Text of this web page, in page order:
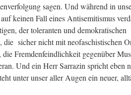
sagen. Und während in
keinen Fall eines Antisemitismus
der toleranten und
die sicher nicht mit neofaschistischen
die Fremdenfeindlichkeit gegenüber
Und ein Herr Sarrazin spricht eben
unter unser aller Augen ein neuer,